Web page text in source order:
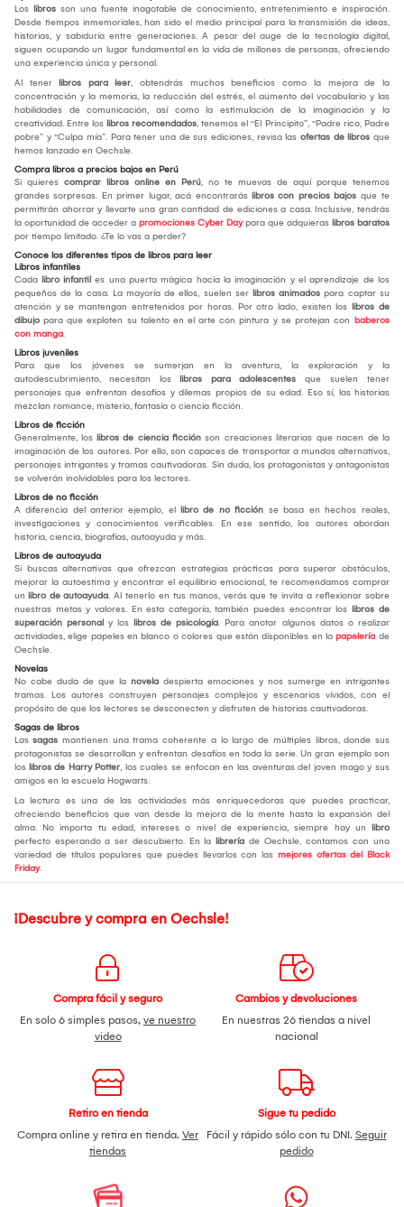
Los libros son una fuente inagotable de conocimiento, entretenimiento e inspiración.
Desde tiempos inmemoriales, han sido el medio principal para la transmisión de ideas,
historias, y sabiduría entre generaciones. A pesar del auge de la tecnología digital,
siguen ocupando un lugar fundamental en la vida de millones de personas, ofreciendo
una experiencia única y personal.
Al tener libros para leer, obtendrás muchos beneficios como la mejora de la
concentración y la memoria, la reducción del estrés, el aumento del vocabulario y las
habilidades de comunicación, así como la estimulación de la imaginación y la
creatividad. Entre los libros recomendados, tenemos el “El Principito”, “Padre rico, Padre
pobre” y “Culpa mía”. Para tener una de sus ediciones, revisa las ofertas de libros que
hemos lanzado en Oechsle.
Compra libros a precios bajos en Perú
Si quieres comprar libros online en Perú, no te muevas de aquí porque tenemos
grandes sorpresas. En primer lugar, acá encontrarás libros con precios bajos que te
permitirán ahorrar y llevarte una gran cantidad de ediciones a casa. Inclusive, tendrás
la oportunidad de acceder a promociones Cyber Daypara que adquieras libros baratos
por tiempo limitado. ¿Te lo vas a perder?
Conoce los diferentes tipos de libros para leer
Libros infantiles
Cada libro infantil es una puerta mágica hacia la imaginación y el aprendizaje de los
pequeños de la casa. La mayoría de ellos, suelen ser libros animados para captar su
atención y se mantengan entretenidos por horas. Por otro lado, existen los libros de
dibujo para que exploten su talento en el arte con pintura y se protejan con baberos
con manga.
Libros juveniles
Para que los jóvenes se sumerjan en la aventura, la exploración y la
autodescubrimiento, necesitan los libros para adolescentes que suelen tener
personajes que enfrentan desafíos y dilemas propios de su edad. Eso sí, las historias
mezclan romance, misterio, fantasía o ciencia ficción.
Libros de ficción
Generalmente, los libros de ciencia ficción son creaciones literarias que nacen de la
imaginación de los autores. Por ello, son capaces de transportar a mundos alternativos,
personajes intrigantes y tramas cautivadoras. Sin duda, los protagonistas y antagonistas
se volverán inolvidables para los lectores.
Libros de no ficción
A diferencia del anterior ejemplo, el libro de no ficción se basa en hechos reales,
investigaciones y conocimientos verificables. En ese sentido, los autores abordan
historia, ciencia, biografías, autoayuda y más.
Libros de autoayuda
Si buscas alternativas que ofrezcan estrategias prácticas para superar obstáculos,
mejorar la autoestima y encontrar el equilibrio emocional, te recomendamos comprar
un libro de autoayuda. Al tenerlo en tus manos, verás que te invita a reflexionar sobre
nuestras metas y valores. En esta categoría, también puedes encontrar los libros de
superación personal y los libros de psicología. Para anotar algunos datos o realizar
actividades, elige papeles en blanco o colores que están disponibles en la papelería de
Oechsle.
Novelas
No cabe duda de que la novela despierta emociones y nos sumerge en intrigantes
tramas. Los autores construyen personajes complejos y escenarios vívidos, con el
propósito de que los lectores se desconecten y disfruten de historias cautivadoras.
Sagas de libros
Las sagas mantienen una trama coherente a lo largo de múltiples libros, donde sus
protagonistas se desarrollan y enfrentan desafíos en toda la serie. Un gran ejemplo son
los libros de Harry Potter, los cuales se enfocan en las aventuras del joven mago y sus
amigos en la escuela Hogwarts.
La lectura es una de las actividades más enriquecedoras que puedes practicar,
ofreciendo beneficios que van desde la mejora de la mente hasta la expansión del
alma. No importa tu edad, intereses o nivel de experiencia, siempre hay un libro
perfecto esperando a ser descubierto. En la librería de Oechsle, contamos con una
variedad de títulos populares que puedes llevarlos con las mejores ofertas del Black
Friday.
¡Descubre y compra en Oechsle!
Compra fácil y seguro
En solo 6 simples pasos, ve nuestro
video
Cambios y devoluciones
En nuestras 26 tiendas a nivel
nacional
Retiro en tienda
Compra online y retira en tienda. Ver
tiendas
Sigue tu pedido
Fácil y rápido sólo con tu DNI. Seguir
pedido